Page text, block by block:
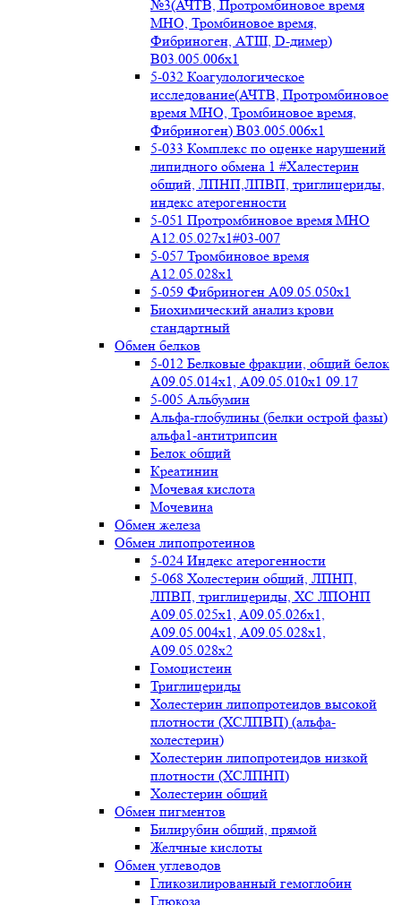
№3(АЧТВ, Протромбиновое время
МНО, Тромбиновое время,
Фибриноген, АТIII, D-димер)
B03.005.006x1
5-032 Коагулологическое
исследование(АЧТВ, Протромбиновое
время МНО, Тромбиновое время,
Фибриноген) B03.005.006x1
5-033 Комплекс по оценке нарушений
липидного обмена 1 #Халестерин
общий, ЛПНП,ЛПВП, триглицериды,
индекс атерогенности
5-051 Протромбиновое время МНО
А12.05.027x1#03-007
5-057 Тромбиновое время
А12.05.028x1
5-059 Фибриноген А09.05.050x1
Биохимический анализ крови
стандартный
Обмен белков
5-012 Белковые фракции, общий белок
А09.05.014х1, А09.05.010х1 09.17
5-005 Альбумин
Альфа-глобулины (белки острой фазы)
альфа1-антитрипсин
Белок общий
Креатинин
Мочевая кислота
Мочевина
Обмен железа
Обмен липопротеинов
5-024 Индекс атерогенности
5-068 Холестерин общий, ЛПНП,
ЛПВП, триглицериды, ХС ЛПОНП
А09.05.025x1, A09.05.026х1,
А09.05.004х1, А09.05.028х1,
А09.05.028х2
Гомоцистеин
Триглицериды
Холестерин липопротеидов высокой
плотности (ХСЛПВП) (альфа-
холестерин)
Холестерин липопротеидов низкой
плотности (ХСЛПНП)
Холестерин общий
Обмен пигментов
Билирубин общий, прямой
Желчные кислоты
Обмен углеводов
Гликозилированный гемоглобин
Глюкоза